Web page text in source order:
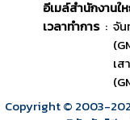
อีเมล์สำนักงานใ
เวลาทำการ : จั
เ
Copyright © 2003-